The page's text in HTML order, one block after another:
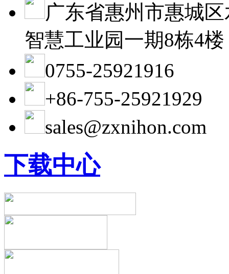
广东省惠州市惠城
智慧工业园一期8栋4楼
0755-25921916
+86-755-25921929
sales@zxnihon.com
下载中心